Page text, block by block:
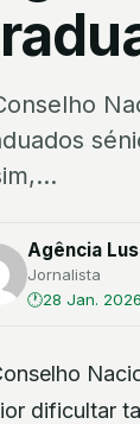
Agência
Jornalista
28 Jan.
dificultar